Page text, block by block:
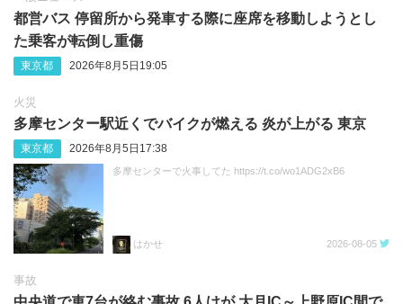
都営バス 停留所から発車する際に座席を移動しようとし
た乗客が転倒し重傷
東京都 2026年8月5日19:05
火災
多摩センター駅近くでバイクが燃える 炎が上がる 東京
東京都 2026年8月5日17:38
多摩センターで火事してた https://t.co/wo1ADG2xB6
はかせ 2026-08-05
事故